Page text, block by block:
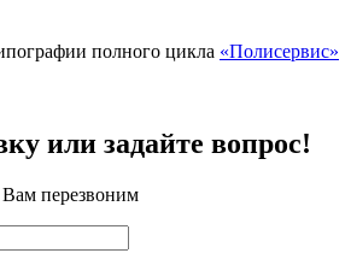
полного цикла «Полисервис»
или задайте вопрос!
перезвоним